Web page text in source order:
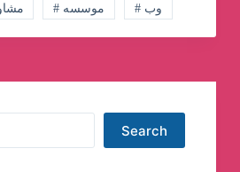
# # موسسه # وب
Search